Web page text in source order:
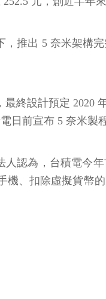
推出 5 奈米架構
終設計預定 2020
日前宣布 5 奈米
認為，台積電今
、扣除虛擬貨幣